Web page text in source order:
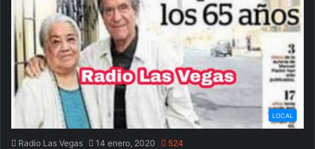
LOCAL
Radio Las Vegas 14 enero, 2020 524